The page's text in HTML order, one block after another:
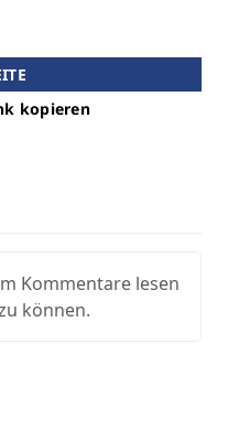
kopieren
Kommentare lesen
können.